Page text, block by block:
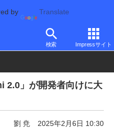
by Translate
検索 Impressサイト
2.0」が開発者向けに大
劉 尭 2025年2月6日 10:30